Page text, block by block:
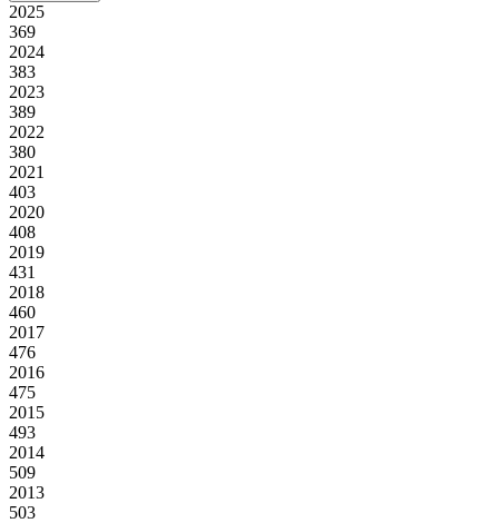
2025
369
2024
383
2023
389
2022
380
2021
403
2020
408
2019
431
2018
460
2017
476
2016
475
2015
493
2014
509
2013
503